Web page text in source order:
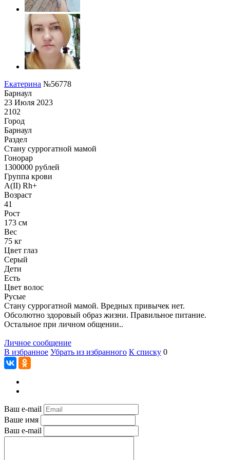
Екатерина №56778
Барнаул
23 Июля 2023
2102
Город
Барнаул
Раздел
Cтану суррогатной мамой
Гонoрар
1300000 рублей
Группа крови
A(II) Rh+
Возраст
41
Рост
173 см
Вес
75 кг
Цвет глаз
Серый
Дети
Есть
Цвет волос
Русые
Стану суррогатной мамой. Вредных привычек нет.
Обсолютно здоровый образ жизни. Правильное питание.
Остальное при личном общении..
Личное сообщение
В избранное Убрать из избранного К списку 0
Ваш e-mail
Ваше имя
Ваш e-mail